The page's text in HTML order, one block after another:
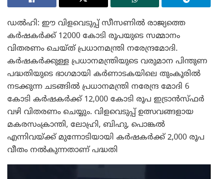
ഡല്‍ഹി: ഈ വിളവെടുപ്പ് സീസണില്‍ രാജ്യത്തെ
കര്‍ഷകര്‍ക്ക് 12000 കോടി രൂപയുടെ സമ്മാനം
വിതരണം ചെയ്ത് പ്രധാനമന്ത്രി നരേന്ദ്രമോദി.
കര്‍ഷകര്‍ക്കുള്ള പ്രധാനമന്ത്രിയുടെ വരുമാന പിന്തുണ
പദ്ധതിയുടെ ഭാഗമായി കര്‍ണാടകയിലെ തുംകൂരില്‍
നടക്കുന്ന ചടങ്ങില്‍ പ്രധാനമന്ത്രി നരേന്ദ്ര മോദി 6
കോടി കര്‍ഷകര്‍ക്ക് 12,000 കോടി രൂപ ഇട്രാന്‍സ്ഫര്‍
വഴി വിതരണം ചെയ്യും. വിളവെടുപ്പ് ഉത്സവങ്ങളായ
മകരസംക്രാന്തി, ലോഹ്രി, ബിഹു, പൊങ്കല്‍
എന്നിവയ്ക്ക് മുന്നോടിയായി കര്‍ഷകര്‍ക്ക് 2,000 രൂപ
വീതം നല്‍കുന്നതാണ് പദ്ധതി